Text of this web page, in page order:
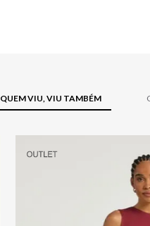
QUEM VIU, VIU TAMBÉM